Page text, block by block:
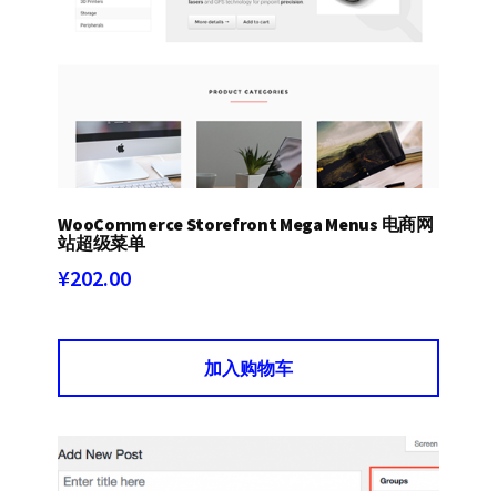
WooCommerce Storefront Mega Menus 电商网
站超级菜单
¥202.00
加入购物车